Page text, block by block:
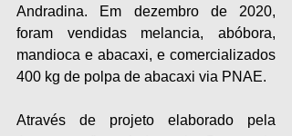
Andradina. Em dezembro de 2020,
foram vendidas melancia, abóbora,
mandioca e abacaxi, e comercializados
400 kg de polpa de abacaxi via PNAE.
Através de projeto elaborado pela